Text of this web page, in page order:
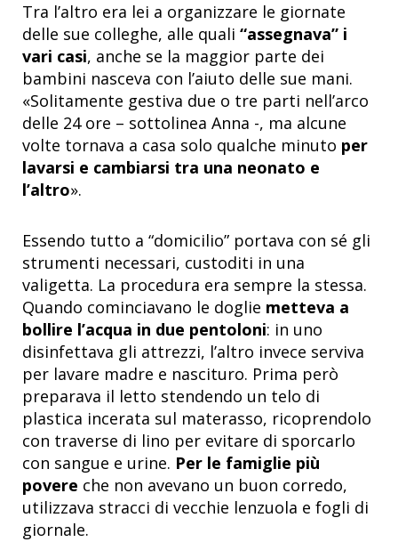
Tra l’altro era lei a organizzare le giornate
delle sue colleghe, alle quali “assegnava” i
vari casi, anche se la maggior parte dei
bambini nasceva con l’aiuto delle sue mani.
«Solitamente gestiva due o tre parti nell’arco
delle 24 ore – sottolinea Anna -, ma alcune
volte tornava a casa solo qualche minuto per
lavarsi e cambiarsi tra una neonato e
l’altro».
Essendo tutto a “domicilio” portava con sé gli
strumenti necessari, custoditi in una
valigetta. La procedura era sempre la stessa.
Quando cominciavano le doglie metteva a
bollire l’acqua in due pentoloni: in uno
disinfettava gli attrezzi, l’altro invece serviva
per lavare madre e nascituro. Prima però
preparava il letto stendendo un telo di
plastica incerata sul materasso, ricoprendolo
con traverse di lino per evitare di sporcarlo
con sangue e urine. Per le famiglie più
povere che non avevano un buon corredo,
utilizzava stracci di vecchie lenzuola e fogli di
giornale.